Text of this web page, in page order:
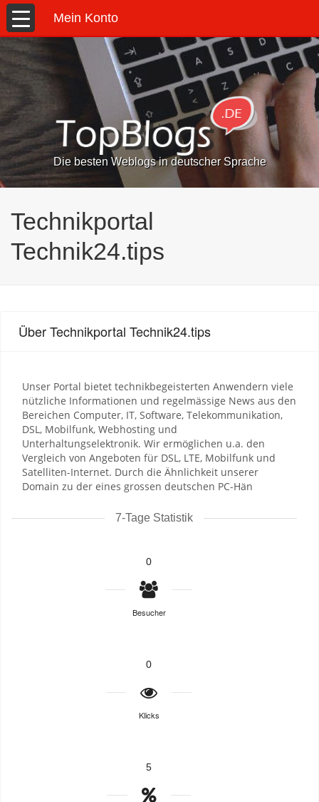
Mein Konto
Die besten Weblogs in deutscher Sprache
Technikportal
Technik24.tips
Über Technikportal Technik24.tips
Unser Portal bietet technikbegeisterten Anwendern viele
nützliche Informationen und regelmässige News aus den
Bereichen Computer, IT, Software, Telekommunikation,
DSL, Mobilfunk, Webhosting und
Unterhaltungselektronik. Wir ermöglichen u.a. den
Vergleich von Angeboten für DSL, LTE, Mobilfunk und
Satelliten-Internet. Durch die Ähnlichkeit unserer
Domain zu der eines grossen deutschen PC-Hän
7-Tage Statistik
0
Besucher
0
Klicks
5